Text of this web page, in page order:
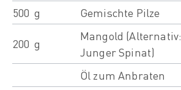
500 g Gemischte Pilze
200 g
Mangold (Alternativ:
Junger Spinat)
Öl zum Anbraten